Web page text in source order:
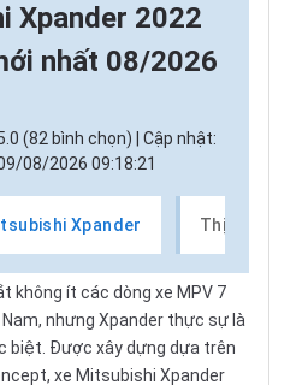
Xpander 2022
nhất 08/2026
(82 bình chọn) | Cập nhật:
08/2026 09:18:21
Xpander Thị trường
không ít các dòng xe MPV 7
nhưng Xpander thực sự là
biệt. Được xây dựng dựa trên
xe Mitsubishi Xpander